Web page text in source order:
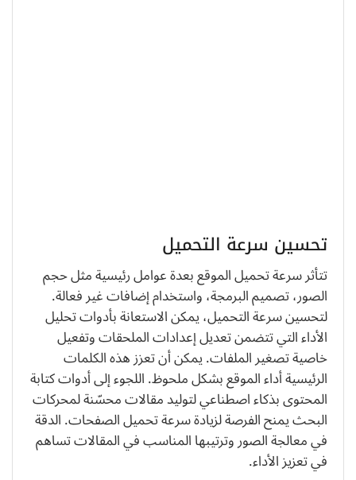
تحسين سرعة التحميل
تتأثر سرعة تحميل الموقع بعدة عوامل رئيسية مثل حجم
الصور، تصميم البرمجة، واستخدام إضافات غير فعالة.
لتحسين سرعة التحميل، يمكن الاستعانة بأدوات تحليل
الأداء التي تتضمن تعديل إعدادات الملحقات وتفعيل
خاصية تصغير الملفات. يمكن أن تعزز هذه الكلمات
الرئيسية أداء الموقع بشكل ملحوظ. اللجوء إلى أدوات كتابة
المحتوى بذكاء اصطناعي لتوليد مقالات محسّنة لمحركات
البحث يمنح الفرصة لزيادة سرعة تحميل الصفحات. الدقة
في معالجة الصور وترتيبها المناسب في المقالات تساهم
في تعزيز الأداء.